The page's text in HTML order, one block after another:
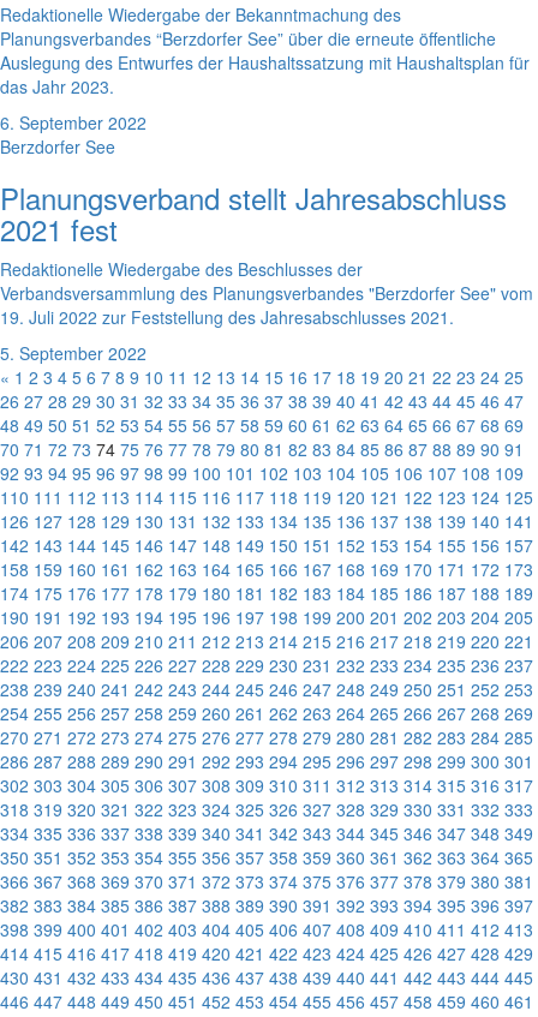
Redaktionelle Wiedergabe der Bekanntmachung des
Planungsverbandes “Berzdorfer See” über die erneute öffentliche
Auslegung des Entwurfes der Haushaltssatzung mit Haushaltsplan für
das Jahr 2023.
6. September 2022
Berzdorfer See
Planungsverband stellt Jahresabschluss
2021 fest
Redaktionelle Wiedergabe des Beschlusses der
Verbandsversammlung des Planungsverbandes "Berzdorfer See" vom
19. Juli 2022 zur Feststellung des Jahresabschlusses 2021.
5. September 2022
« 1 2 3 4 5 6 7 8 9 10 11 12 13 14 15 16 17 18 19 20 21 22 23 24 25
26 27 28 29 30 31 32 33 34 35 36 37 38 39 40 41 42 43 44 45 46 47
48 49 50 51 52 53 54 55 56 57 58 59 60 61 62 63 64 65 66 67 68 69
70 71 72 73 74 75 76 77 78 79 80 81 82 83 84 85 86 87 88 89 90 91
92 93 94 95 96 97 98 99 100 101 102 103 104 105 106 107 108 109
110 111 112 113 114 115 116 117 118 119 120 121 122 123 124 125
126 127 128 129 130 131 132 133 134 135 136 137 138 139 140 141
142 143 144 145 146 147 148 149 150 151 152 153 154 155 156 157
158 159 160 161 162 163 164 165 166 167 168 169 170 171 172 173
174 175 176 177 178 179 180 181 182 183 184 185 186 187 188 189
190 191 192 193 194 195 196 197 198 199 200 201 202 203 204 205
206 207 208 209 210 211 212 213 214 215 216 217 218 219 220 221
222 223 224 225 226 227 228 229 230 231 232 233 234 235 236 237
238 239 240 241 242 243 244 245 246 247 248 249 250 251 252 253
254 255 256 257 258 259 260 261 262 263 264 265 266 267 268 269
270 271 272 273 274 275 276 277 278 279 280 281 282 283 284 285
286 287 288 289 290 291 292 293 294 295 296 297 298 299 300 301
302 303 304 305 306 307 308 309 310 311 312 313 314 315 316 317
318 319 320 321 322 323 324 325 326 327 328 329 330 331 332 333
334 335 336 337 338 339 340 341 342 343 344 345 346 347 348 349
350 351 352 353 354 355 356 357 358 359 360 361 362 363 364 365
366 367 368 369 370 371 372 373 374 375 376 377 378 379 380 381
382 383 384 385 386 387 388 389 390 391 392 393 394 395 396 397
398 399 400 401 402 403 404 405 406 407 408 409 410 411 412 413
414 415 416 417 418 419 420 421 422 423 424 425 426 427 428 429
430 431 432 433 434 435 436 437 438 439 440 441 442 443 444 445
446 447 448 449 450 451 452 453 454 455 456 457 458 459 460 461